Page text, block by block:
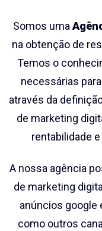
Somos uma
na obtenção de
Temos o
necessárias
através da
de marketing
rentabilidade
A nossa agência
de marketing
anúncios google
como outros